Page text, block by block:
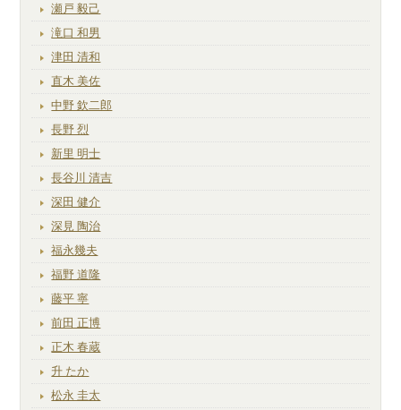
瀬戸 毅己
滝口 和男
津田 清和
直木 美佐
中野 欽二郎
長野 烈
新里 明士
長谷川 清吉
深田 健介
深見 陶治
福永幾夫
福野 道隆
藤平 寧
前田 正博
正木 春蔵
升 たか
松永 圭太